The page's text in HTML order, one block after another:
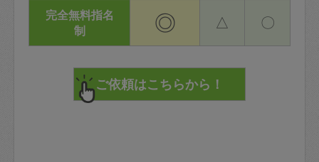
完全無料指名
制
◎ △ 〇